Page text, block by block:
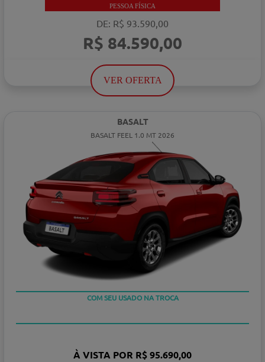
PESSOA FÍSICA
DE: R$ 93.590,00
R$ 84.590,00
VER OFERTA
BASALT
BASALT FEEL 1.0 MT 2026
À VISTA POR R$ 95.690,00